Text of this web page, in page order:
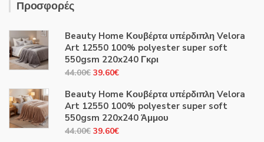
Προσφορές
Beauty Home Κουβέρτα υπέρδιπλη Velora
Art 12550 100% polyester super soft
550gsm 220x240 Γκρι
44.00€ Original
was:
44.00€.
39.60€Η
τιμή
είναι:
39.60€.
Beauty Home Κουβέρτα υπέρδιπλη Velora
Art 12550 100% polyester super soft
550gsm 220x240 Άμμου
44.00€ Original
39.60€Η